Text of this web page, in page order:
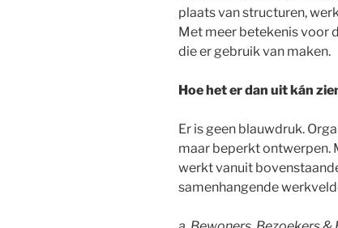
plaats van structuren,
Met meer betekenis voor
die er gebruik van maken.
Hoe het er dan uit kán
Er is geen blauwdruk.
maar beperkt ontwerpen.
werkt vanuit
samenhangende